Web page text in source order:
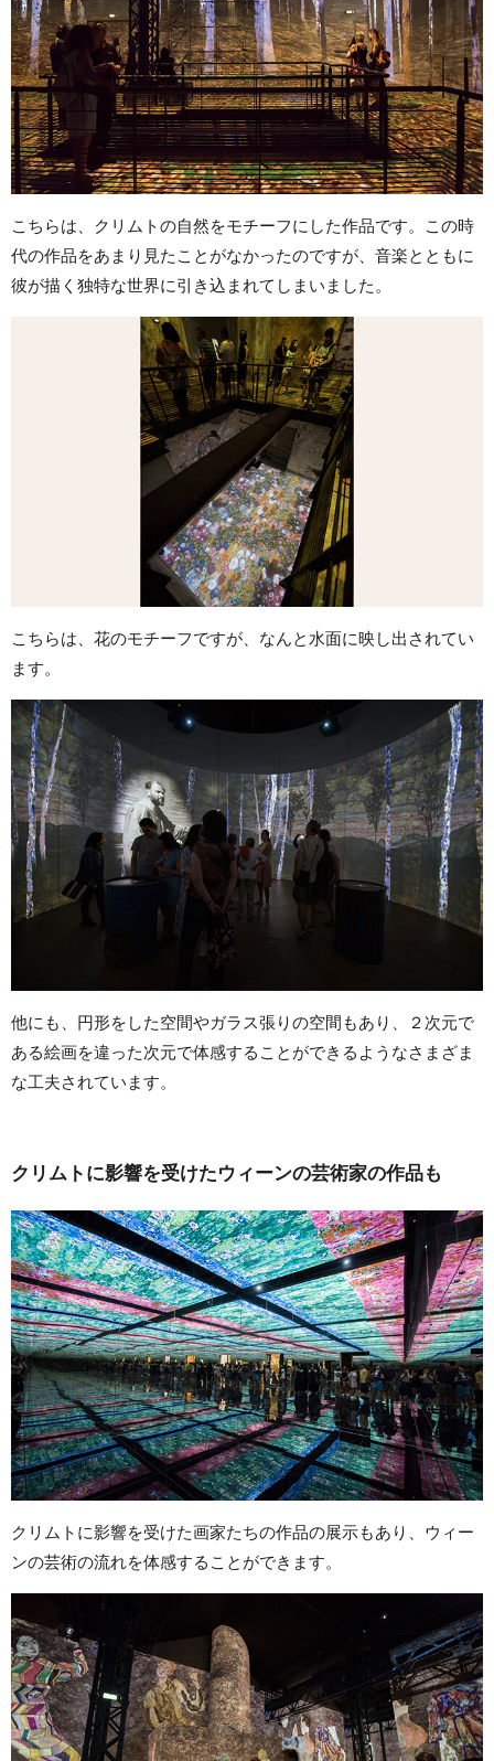
こちらは、クリムトの自然をモチーフにした作品です。この時
代の作品をあまり見たことがなかったのですが、音楽とともに
彼が描く独特な世界に引き込まれてしまいました。
こちらは、花のモチーフですが、なんと水面に映し出されてい
ます。
他にも、円形をした空間やガラス張りの空間もあり、２次元で
ある絵画を違った次元で体感することができるようなさまざま
な工夫されています。
クリムトに影響を受けたウィーンの芸術家の作品も
クリムトに影響を受けた画家たちの作品の展示もあり、ウィー
ンの芸術の流れを体感することができます。